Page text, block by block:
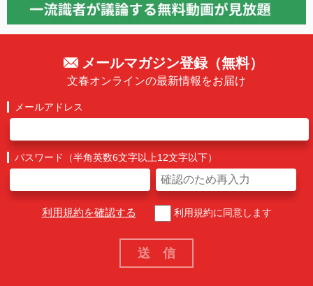
メールマガジン登録（無料）
文春オンラインの最新情報をお届け
メールアドレス
パスワード（半角英数6文字以上12文字以下）
利用規約を確認する 利用規約に同意します